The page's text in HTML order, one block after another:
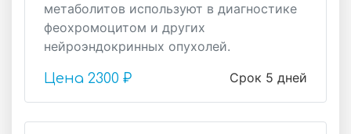
метаболитов используют в диагностике
феохромоцитом и других
нейроэндокринных опухолей.
Срок 5 дней
Цена 2300 ₽